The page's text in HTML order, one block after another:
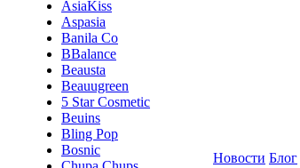
AsiaKiss
Aspasia
Banila Co
BBalance
Beausta
Beauugreen
5 Star Cosmetic
Beuins
Bling Pop
Bosnic
Новости Блог